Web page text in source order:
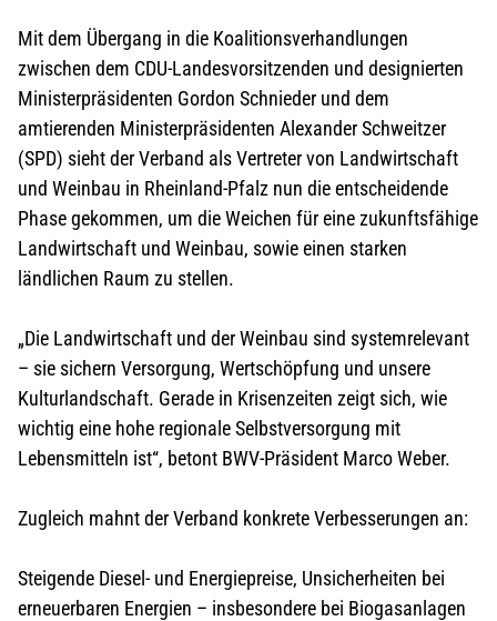
Mit dem Übergang in die Koalitionsverhandlungen
zwischen dem CDU-Landesvorsitzenden und designierten
Ministerpräsidenten Gordon Schnieder und dem
amtierenden Ministerpräsidenten Alexander Schweitzer
(SPD) sieht der Verband als Vertreter von Landwirtschaft
und Weinbau in Rheinland-Pfalz nun die entscheidende
Phase gekommen, um die Weichen für eine zukunftsfähige
Landwirtschaft und Weinbau, sowie einen starken
ländlichen Raum zu stellen.
„Die Landwirtschaft und der Weinbau sind systemrelevant
– sie sichern Versorgung, Wertschöpfung und unsere
Kulturlandschaft. Gerade in Krisenzeiten zeigt sich, wie
wichtig eine hohe regionale Selbstversorgung mit
Lebensmitteln ist“, betont BWV-Präsident Marco Weber.
Zugleich mahnt der Verband konkrete Verbesserungen an:
Steigende Diesel- und Energiepreise, Unsicherheiten bei
erneuerbaren Energien – insbesondere bei Biogasanlagen